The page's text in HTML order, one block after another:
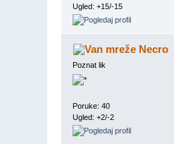
Ugled: +15/-15
Necro
Poznat lik
Poruke: 40
Ugled: +2/-2